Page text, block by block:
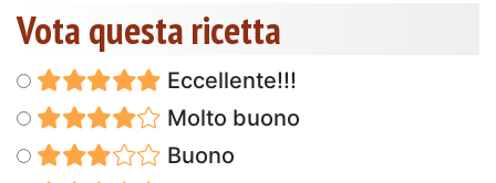
Vota questa ricetta
Eccellente!!!
Molto buono
Buono